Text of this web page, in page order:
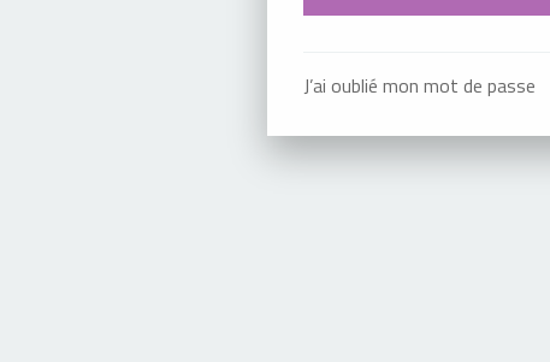
J’ai oublié mon mot de passe